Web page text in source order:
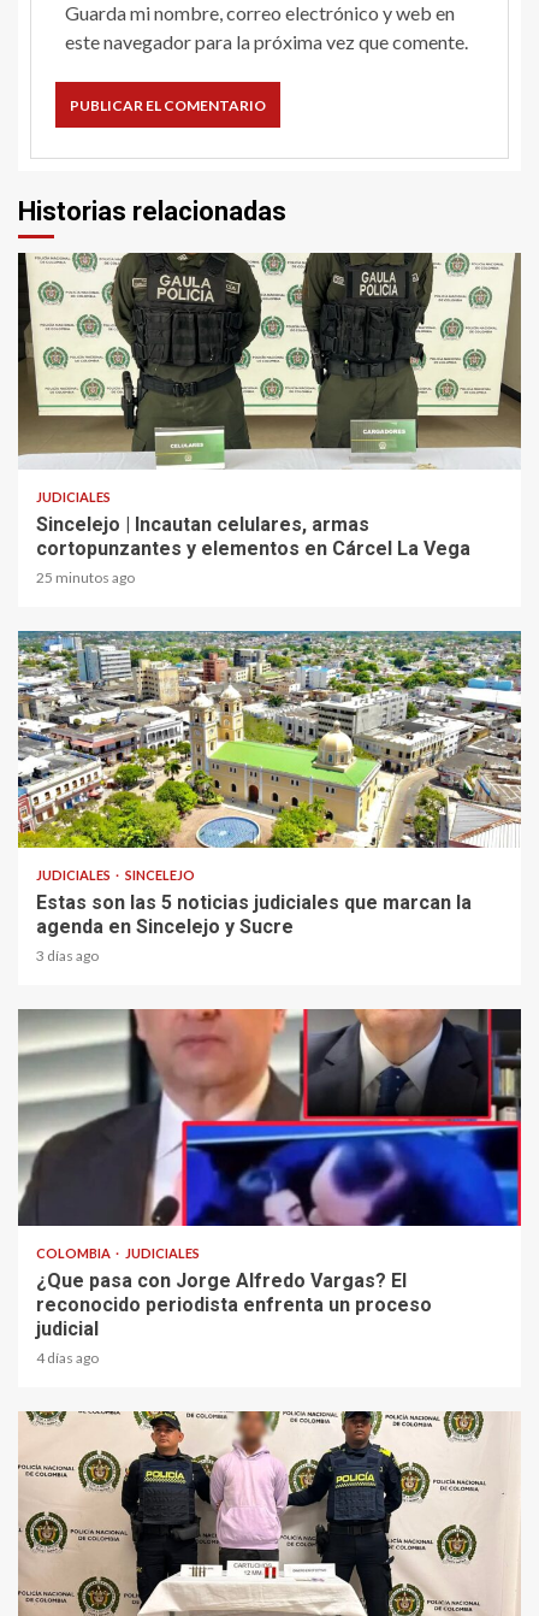
Guarda mi nombre, correo electrónico y web en
este navegador para la próxima vez que comente.
Historias relacionadas
2 min read
JUDICIALES
Sincelejo | Incautan celulares, armas
cortopunzantes y elementos en Cárcel La Vega
25 minutos ago
2 min read
JUDICIALES SINCELEJO
Estas son las 5 noticias judiciales que marcan la
agenda en Sincelejo y Sucre
3 días ago
COLOMBIA JUDICIALES
¿Que pasa con Jorge Alfredo Vargas? El
reconocido periodista enfrenta un proceso
judicial
4 días ago
1 min read